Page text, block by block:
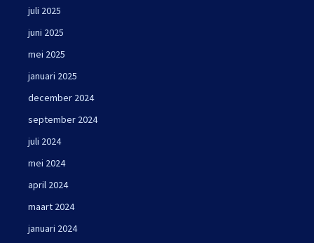
juli 2025
juni 2025
mei 2025
januari 2025
december 2024
september 2024
juli 2024
mei 2024
april 2024
maart 2024
januari 2024